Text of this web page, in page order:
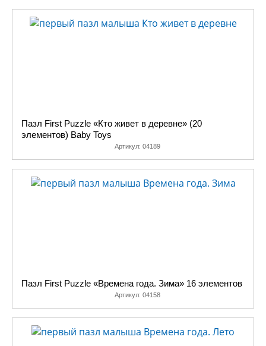
Пазл First Puzzle «Кто живет в деревне» (20
элементов) Baby Toys
Артикул: 04189
Пазл First Puzzle «Времена года. Зима» 16 элементов
Артикул: 04158